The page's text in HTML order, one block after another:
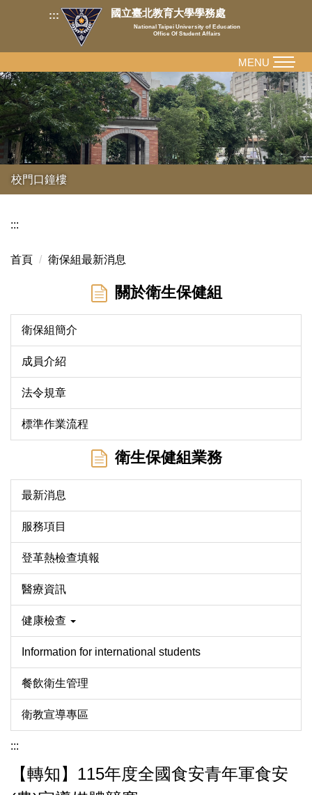
內
容
區
::: 國立臺北教育大學學務處
National Taipei University of Education
Office Of Student Affairs
校門口鐘樓
MENU
:::
首頁 衛保組最新消息
關於衛生保健組
衛保組簡介
成員介紹
法令規章
標準作業流程
衛生保健組業務
最新消息
服務項目
登革熱檢查填報
醫療資訊
健康檢查
Information for international students
餐飲衛生管理
衛教宣導專區
:::
【轉知】115年度全國食安青年軍食安